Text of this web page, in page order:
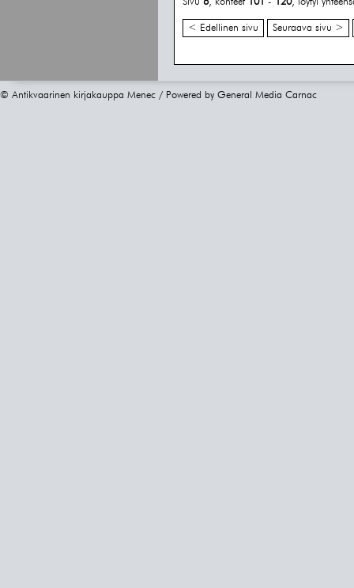
< Edellinen sivu Seuraava sivu >
© Antikvaarinen kirjakauppa Menec / Powered by General Media Carnac